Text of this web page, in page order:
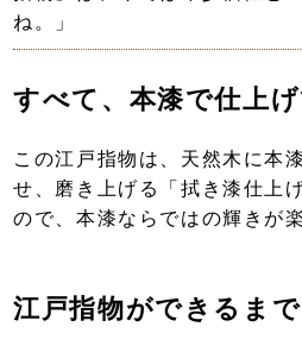
ね。」
すべて、本漆で仕上
この江戸指物は、天然木に本
せ、磨き上げる「拭き漆仕上
ので、本漆ならではの輝きが
江戸指物ができるまで